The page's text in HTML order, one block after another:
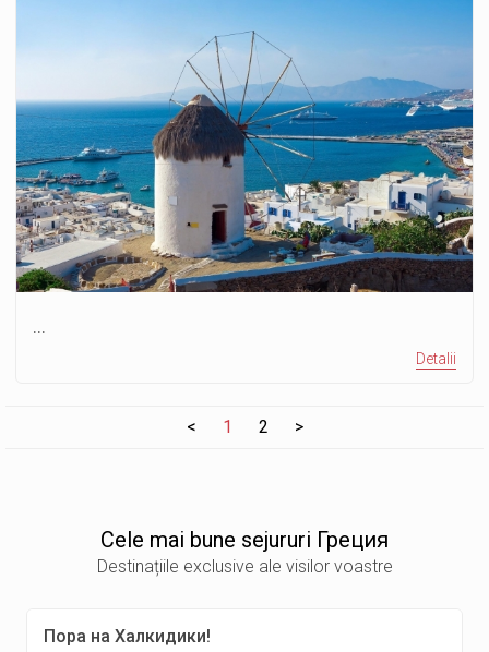
...
Detalii
< 1 2 >
Сele mai bune sejururi Греция
Destinațiile exclusive ale visilor voastre
Пора на Халкидики!